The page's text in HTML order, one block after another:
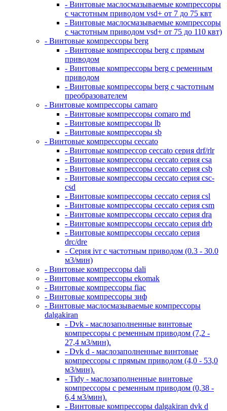
- Винтовые маслосмазываемые компрессоры
с частотным приводом vsd+ от 7 до 75 квт
- Винтовые маслосмазываемые компрессоры
с частотным приводом vsd+ от 75 до 110 квт)
- Винтовые компрессоры berg
- Винтовые компрессоры berg с прямым
приводом
- Винтовые компрессоры berg с ременным
приводом
- Винтовые компрессоры berg с частотным
преобразователем
- Винтовые компрессоры camaro
- Винтовые компрессоры comaro md
- Винтовые компрессоры lb
- Винтовые компрессоры sb
- Винтовые компрессоры ceccato
- Винтовые компрессор ceccato серия drf/rlr
- Винтовые компрессоры ceccato серия csa
- Винтовые компрессоры ceccato серия csb
- Винтовые компрессоры ceccato серия csc-
csd
- Винтовые компрессоры ceccato серия csl
- Винтовые компрессоры ceccato серия csm
- Винтовые компрессоры ceccato серия dra
- Винтовые компрессоры ceccato серия drb
- Винтовые компрессоры ceccato серия
drc/dre
- Серия ivr с частотным приводом (0.3 - 30.0
м3/мин)
- Винтовые компрессоры dali
- Винтовые компрессоры ekomak
- Винтовые компрессоры fiac
- Винтовые компрессоры зиф
- Винтовые маслосмазываемые компрессоры
dalgakiran
- Dvk - маслозаполненные винтовые
компрессоры с ременным приводом (7,2 -
27,4 м3/мин).
- Dvk d - маслозаполненные винтовые
компрессоры с прямым приводом (4,0 - 53,0
м3/мин).
- Tidy - маслозаполненные винтовые
компрессоры с ременным приводом (0,38 -
6,4 м3/мин).
- Винтовые компрессоры dalgakiran dvk d